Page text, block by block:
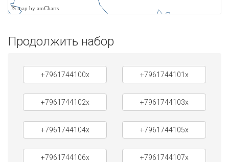
JS map by amCharts
Продолжить набор
+7961744100x +7961744101x
+7961744102x +7961744103x
+7961744104x +7961744105x
+7961744106x +7961744107x